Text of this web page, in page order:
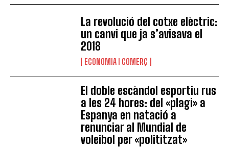
La revolució del cotxe elèctric:
un canvi que ja s’avisava el
2018
ECONOMIA I COMERÇ
El doble escàndol esportiu rus
a les 24 hores: del «plagi» a
Espanya en natació a
renunciar al Mundial de
voleibol per «polititzat»